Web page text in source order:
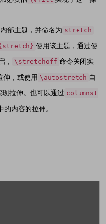
部主题，并命名为 stretch
使用该主题，通过使
， \stretchoff 命令关闭实
伸，或使用 \autostretch 自
现拉伸。也可以通过 columnst
内容的拉伸。